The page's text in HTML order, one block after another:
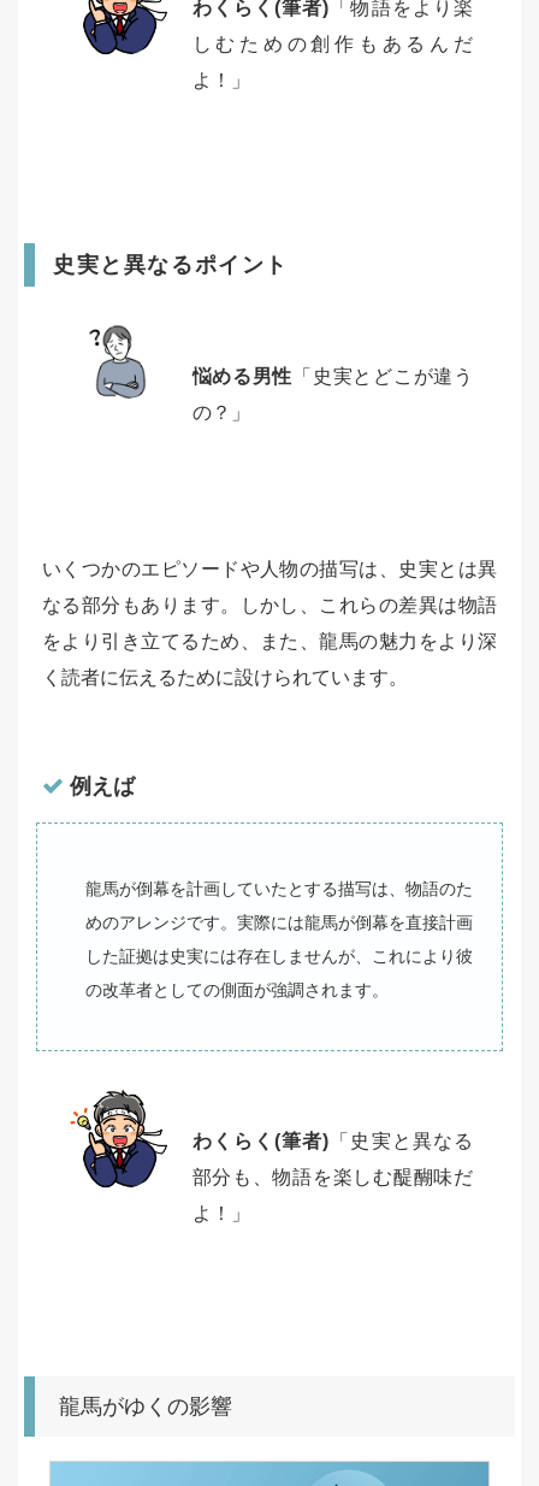
わくらく(筆者) 「物語をより楽
しむための創作もあるんだ
よ！」
史実と異なるポイント
悩める男性 「史実とどこが違う
の？」
いくつかのエピソードや人物の描写は、史実とは異
なる部分もあります。しかし、これらの差異は物語
をより引き立てるため、また、龍馬の魅力をより深
く読者に伝えるために設けられています。
例えば
龍馬が倒幕を計画していたとする描写は、物語のた
めのアレンジです。実際には龍馬が倒幕を直接計画
した証拠は史実には存在しませんが、これにより彼
の改革者としての側面が強調されます。
わくらく(筆者) 「史実と異なる
部分も、物語を楽しむ醍醐味だ
よ！」
龍馬がゆくの影響